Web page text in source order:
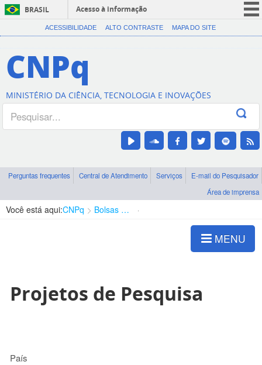
BRASIL
Acesso à informação
CORONAVÍRUS (COVID-19)
Canais
ACESSIBILIDADE ALTO CONTRASTE MAPA DO SITE
CNPq
MINISTÉRIO DA CIÊNCIA, TECNOLOGIA E INOVAÇÕES
Perguntas frequentes Central de Atendimento Serviços
E-mail do Pesquisador
Área de imprensa
Você está aqui:CNPq Bolsas e Auxílios Vigentes
MENU
Projetos de Pesquisa
País